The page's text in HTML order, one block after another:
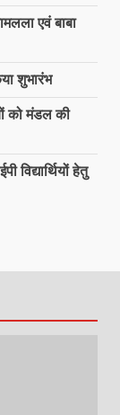
एवं बाबा
शुभारंभ
को मंडल की
हेतु